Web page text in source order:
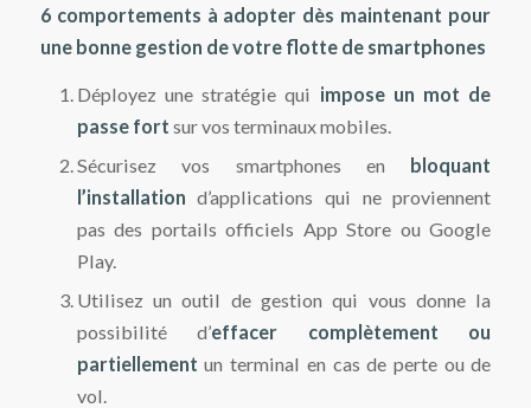
6 comportements à adopter dès maintenant pour
une bonne gestion de votre flotte de smartphones
Déployez une stratégie qui impose un mot de
passe fort sur vos terminaux mobiles.
Sécurisez vos smartphones en bloquant
l’installation d’applications qui ne proviennent
pas des portails officiels App Store ou Google
Play.
Utilisez un outil de gestion qui vous donne la
possibilité d’effacer complètement ou
partiellement un terminal en cas de perte ou de
vol.